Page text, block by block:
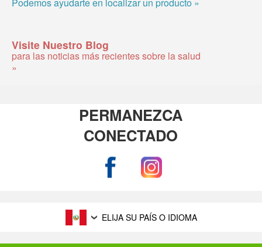
Visite Nuestro Blog
para las noticias más recientes sobre la salud
»
PERMANEZCA
CONECTADO
ELIJA SU PAÍS O IDIOMA